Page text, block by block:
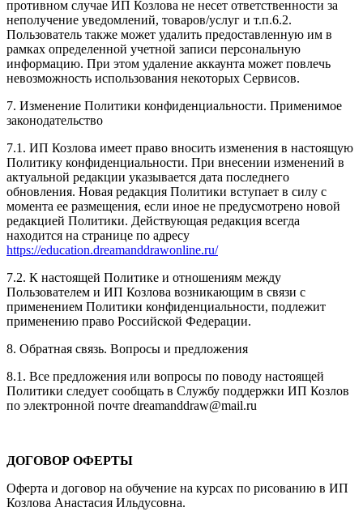
противном случае ИП Козлова не несет ответственности за
неполучение уведомлений, товаров/услуг и т.п.6.2.
Пользователь также может удалить предоставленную им в
рамках определенной учетной записи персональную
информацию. При этом удаление аккаунта может повлечь
невозможность использования некоторых Сервисов.
7. Изменение Политики конфиденциальности. Применимое
законодательство
7.1. ИП Козлова имеет право вносить изменения в настоящую
Политику конфиденциальности. При внесении изменений в
актуальной редакции указывается дата последнего
обновления. Новая редакция Политики вступает в силу с
момента ее размещения, если иное не предусмотрено новой
редакцией Политики. Действующая редакция всегда
находится на странице по адресу
https://education.dreamanddrawonline.ru/
7.2. К настоящей Политике и отношениям между
Пользователем и ИП Козлова возникающим в связи с
применением Политики конфиденциальности, подлежит
применению право Российской Федерации.
8. Обратная связь. Вопросы и предложения
8.1. Все предложения или вопросы по поводу настоящей
Политики следует сообщать в Службу поддержки ИП Козлов
по электронной почте dreamanddraw@mail.ru
ДОГОВОР ОФЕРТЫ
Оферта и договор на обучение на курсах по рисованию в ИП
Козлова Анастасия Ильдусовна.